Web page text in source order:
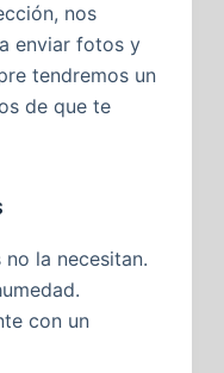
nos
enviar fotos y
tendremos un
de que te
la necesitan.
con un